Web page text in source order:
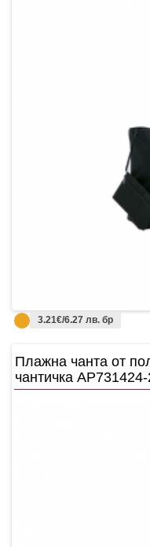
3.21€/6.27 лв. бр
Плажнa чантa от
чантичка